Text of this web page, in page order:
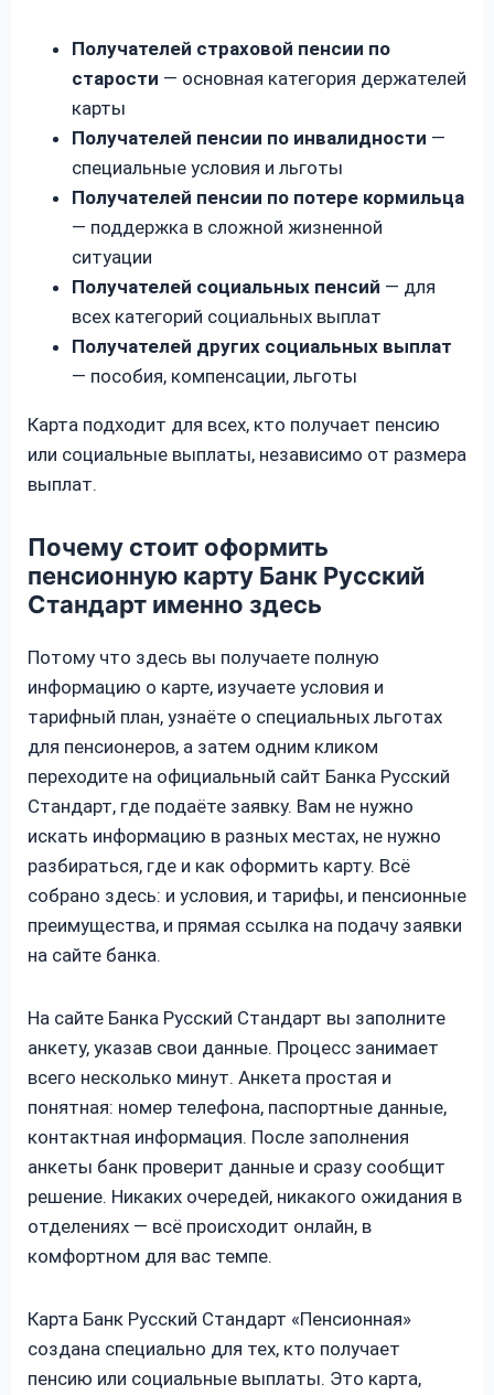
Получателей страховой пенсии по
старости — основная категория держателей
карты
Получателей пенсии по инвалидности —
специальные условия и льготы
Получателей пенсии по потере кормильца
— поддержка в сложной жизненной
ситуации
Получателей социальных пенсий — для
всех категорий социальных выплат
Получателей других социальных выплат
— пособия, компенсации, льготы
Карта подходит для всех, кто получает пенсию
или социальные выплаты, независимо от размера
выплат.
Почему стоит оформить
пенсионную карту Банк Русский
Стандарт именно здесь
Потому что здесь вы получаете полную
информацию о карте, изучаете условия и
тарифный план, узнаёте о специальных льготах
для пенсионеров, а затем одним кликом
переходите на официальный сайт Банка Русский
Стандарт, где подаёте заявку. Вам не нужно
искать информацию в разных местах, не нужно
разбираться, где и как оформить карту. Всё
собрано здесь: и условия, и тарифы, и пенсионные
преимущества, и прямая ссылка на подачу заявки
на сайте банка.
На сайте Банка Русский Стандарт вы заполните
анкету, указав свои данные. Процесс занимает
всего несколько минут. Анкета простая и
понятная: номер телефона, паспортные данные,
контактная информация. После заполнения
анкеты банк проверит данные и сразу сообщит
решение. Никаких очередей, никакого ожидания в
отделениях — всё происходит онлайн, в
комфортном для вас темпе.
Карта Банк Русский Стандарт «Пенсионная»
создана специально для тех, кто получает
пенсию или социальные выплаты. Это карта,